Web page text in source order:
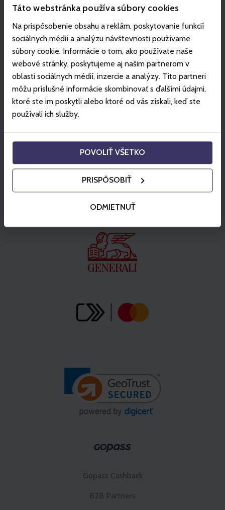
Táto webstránka používa súbory cookies
Na prispôsobenie obsahu a reklám, poskytovanie funkcií
sociálnych médií a analýzu návštevnosti používame
súbory cookie. Informácie o tom, ako používate naše
webové stránky, poskytujeme aj našim partnerom v
oblasti sociálnych médií, inzercie a analýzy. Títo partneri
môžu príslušné informácie skombinovať s ďalšími údajmi,
ktoré ste im poskytli alebo ktoré od vás získali, keď ste
používali ich služby.
POVOLIŤ VŠETKO
PRISPÔSOBIŤ
ODMIETNUŤ
VODNÝ PARK TATRALANDIA
Erlebe eine Sommerparty in den Pools und
unvergesslichen nächtlichen Adrenalinspaß auf
den Wasserrutschen!
Angebot anschauen
Partner
Gopass Cashback
B2B Partners